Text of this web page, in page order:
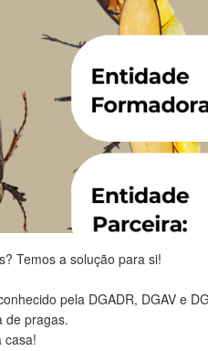
Temos a solução para si!
pela DGADR, DGAV e
de pragas.
casa!